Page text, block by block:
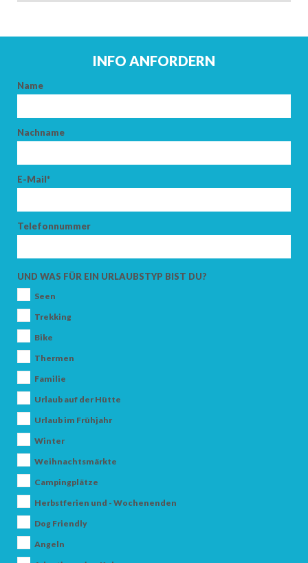
ABFAHRT
ERWACHSENE
INFO ANFORDERN
Name
Nachname
E-Mail*
Telefonnummer
UND WAS FÜR EIN URLAUBSTYP BIST DU?
Seen
Trekking
Bike
Thermen
Familie
Urlaub auf der Hütte
Urlaub im Frühjahr
Winter
Weihnachtsmärkte
Campingplätze
Herbstferien und - Wochenenden
Dog Friendly
Angeln